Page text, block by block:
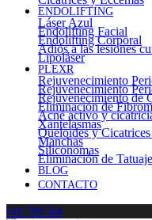
ENDOLIFTING
Láser Azul
Endolifting Facial
Endolifting Corporal
Adiós a las lesiones
Lipoláser
PLEXR
Rejuvenecimiento
Rejuvenecimiento
Rejuvenecimiento de
Eliminación de
Acné activo y
Xantelasmas
Queloides y
Manchas
Siliconomas
Eliminación de
BLOG
CONTACTO
618 788 564